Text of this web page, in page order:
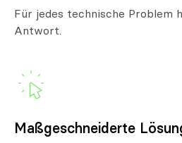
Für jedes technische Problem
Antwort.
Maßgeschneiderte